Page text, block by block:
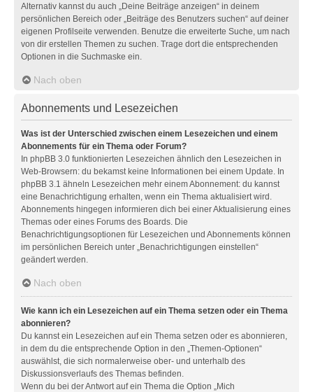
Alternativ kannst du auch „Deine Beiträge anzeigen“ in deinem
persönlichen Bereich oder „Beiträge des Benutzers suchen“ auf deiner
eigenen Profilseite verwenden. Benutze die erweiterte Suche, um nach
von dir erstellen Themen zu suchen. Trage dort die entsprechenden
Optionen in die Suchmaske ein.
Nach oben
Abonnements und Lesezeichen
Was ist der Unterschied zwischen einem Lesezeichen und einem
Abonnements für ein Thema oder Forum?
In phpBB 3.0 funktionierten Lesezeichen ähnlich den Lesezeichen in
Web-Browsern: du bekamst keine Informationen bei einem Update. In
phpBB 3.1 ähneln Lesezeichen mehr einem Abonnement: du kannst
eine Benachrichtigung erhalten, wenn ein Thema aktualisiert wird.
Abonnements hingegen informieren dich bei einer Aktualisierung eines
Themas oder eines Forums des Boards. Die
Benachrichtigungsoptionen für Lesezeichen und Abonnements können
im persönlichen Bereich unter „Benachrichtigungen einstellen“
geändert werden.
Nach oben
Wie kann ich ein Lesezeichen auf ein Thema setzen oder ein Thema
abonnieren?
Du kannst ein Lesezeichen auf ein Thema setzen oder es abonnieren,
in dem du die entsprechende Option in den „Themen-Optionen“
auswählst, die sich normalerweise ober- und unterhalb des
Diskussionsverlaufs des Themas befinden.
Wenn du bei der Antwort auf ein Thema die Option „Mich